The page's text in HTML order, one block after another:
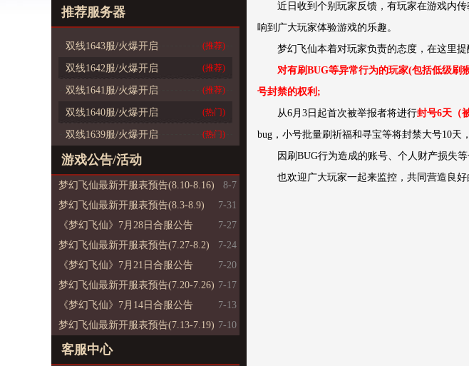
推荐服务器
双线1643服/火爆开启 (推荐)
双线1642服/火爆开启 (推荐)
双线1641服/火爆开启 (推荐)
双线1640服/火爆开启 (热门)
双线1639服/火爆开启 (热门)
游戏公告/活动
梦幻飞仙最新开服表预告(8.10-8.16)
8-7
梦幻飞仙最新开服表预告(8.3-8.9)
7-31
《梦幻飞仙》7月28日合服公告
7-27
梦幻飞仙最新开服表预告(7.27-8.2)
7-24
《梦幻飞仙》7月21日合服公告
7-20
梦幻飞仙最新开服表预告(7.20-7.26) 7-17
《梦幻飞仙》7月14日合服公告
7-13
梦幻飞仙最新开服表预告(7.13-7.19) 7-10
客服中心
近日收到个别玩家反馈，有玩家在游戏内
响到广大玩家体验游戏的乐趣。
梦幻飞仙本着对玩家负责的态度，在这里
对有刷BUG等异常行为的玩家(包括低级刷
号封禁的权利;
从6月3日起首次被举报者将进行封号6天（
bug，小号批量刷祈福和寻宝等将封禁大号10
因刷BUG行为造成的账号、个人财产损失
也欢迎广大玩家一起来监控，共同营造良